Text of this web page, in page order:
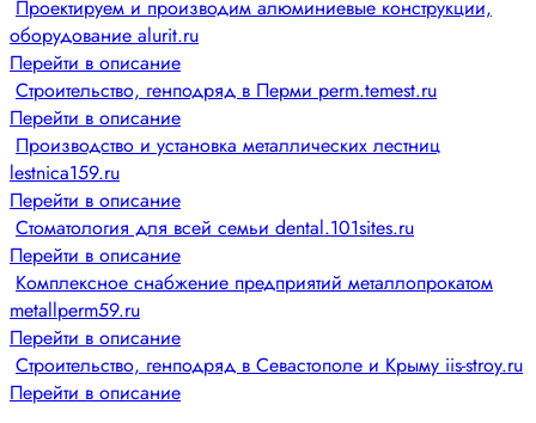
Проектируем и производим алюминиевые конструкции,
оборудование alurit.ru
Перейти в описание
Строительство, генподряд в Перми perm.temest.ru
Перейти в описание
Производство и установка металлических лестниц
lestnica159.ru
Перейти в описание
Стоматология для всей семьи dental.101sites.ru
Перейти в описание
Комплексное снабжение предприятий металлопрокатом
metallperm59.ru
Перейти в описание
Строительство, генподряд в Севастополе и Крыму iis-stroy.ru
Перейти в описание